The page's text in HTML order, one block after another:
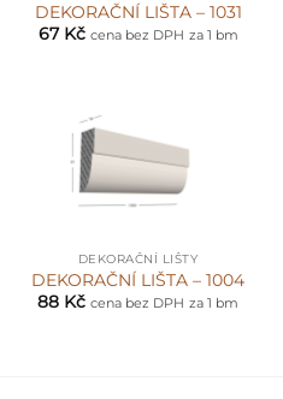
DEKORAČNÍ LIŠTA – 1031
67 Kč cena bez DPH za 1 bm
DEKORAČNÍ LIŠTY
DEKORAČNÍ LIŠTA – 1004
88 Kč cena bez DPH za 1 bm